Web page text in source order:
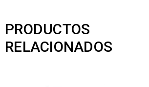
PRODUCTOS
RELACIONADOS